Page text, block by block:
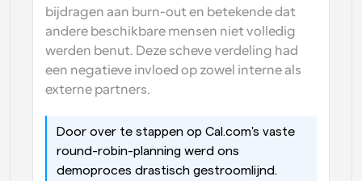
bijdragen aan burn-out en betekende dat
andere beschikbare mensen niet volledig
werden benut. Deze scheve verdeling had
een negatieve invloed op zowel interne als
externe partners.
Door over te stappen op Cal.com's vaste
round-robin-planning werd ons
demoproces drastisch gestroomlijnd.